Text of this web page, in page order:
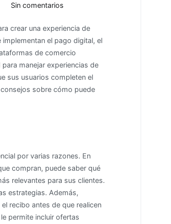
Sin comentariosen
hacer
que
el
proceso
de
pago
funcione
crear una experiencia de
el pago digital, el
de comercio
manejar experiencias de
sus usuarios completen el
sobre cómo puede
por varias razones. En
compran, puede saber qué
relevantes para sus clientes.
estrategias. Además,
recibo antes de que realicen
permite incluir ofertas